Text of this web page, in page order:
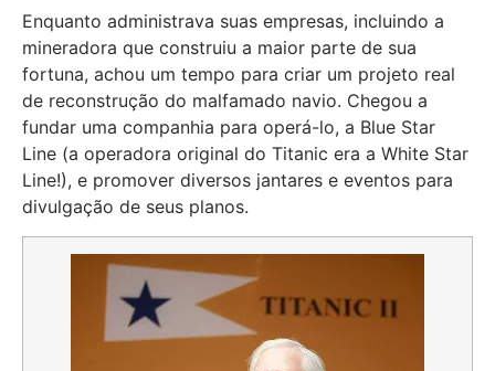
Enquanto administrava suas empresas, incluindo a
mineradora que construiu a maior parte de sua
fortuna, achou um tempo para criar um projeto real
de reconstrução do malfamado navio. Chegou a
fundar uma companhia para operá-lo, a Blue Star
Line (a operadora original do Titanic era a White Star
Line!), e promover diversos jantares e eventos para
divulgação de seus planos.